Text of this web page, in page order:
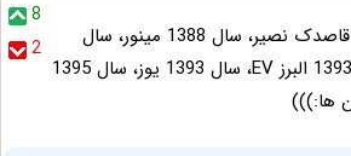
8
2
آریانا 792، سال 1381 قاصدک نصیر، سال 1388 مینور، سال
1390 کوادرا Q1، سال 1393 البرز EV، سال 1393 یوز، سال 1395